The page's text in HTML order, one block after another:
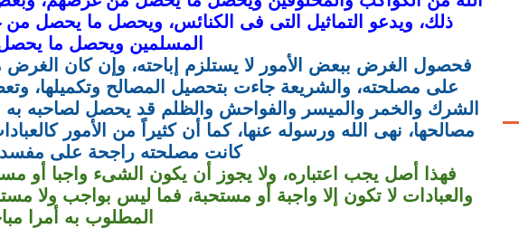
ذلك، ويدعو التماثيل التى فى الكنائس، ويحصل ما يحصل
المسلمين ويحصل ما
فحصول الغرض ببعض الأمور لا يستلزم إباحته، وإن كان
على مصلحته، والشريعة جاءت بتحصيل المصالح وتكميلها،
الشرك والخمر والميسر والفواحش والظلم قد يحصل لصاحبه
مصالحها، نهى الله ورسوله عنها، كما أن كثيراً من الأمور
كانت مصلحته راجحة على
فهذا أصل يجب اعتباره، ولا يجوز أن يكون الشىء واجبا أو
والعبادات لا تكون إلا واجبة أو مستحبة، فما ليس بواجب ولا
المطلوب به أمرا